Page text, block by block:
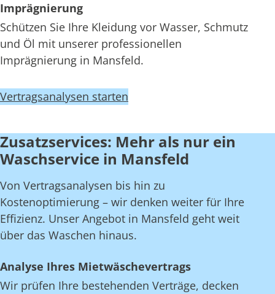
Imprägnierung
Schützen Sie Ihre Kleidung vor Wasser, Schmutz
und Öl mit unserer professionellen
Imprägnierung in Mansfeld.
Vertragsanalysen starten
Zusatzservices: Mehr als nur ein
Waschservice in Mansfeld
Von Vertragsanalysen bis hin zu
Kostenoptimierung – wir denken weiter für Ihre
Effizienz. Unser Angebot in Mansfeld geht weit
über das Waschen hinaus.
Analyse Ihres Mietwäschevertrags
Wir prüfen Ihre bestehenden Verträge, decken